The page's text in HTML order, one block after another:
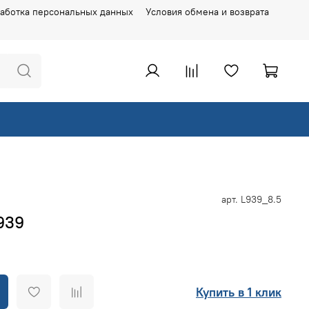
персональных данных Условия обмена и возврата
арт. L939_8.5
Купить в 1 клик